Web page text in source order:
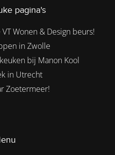
pagina's
Wonen & Design beurs!
in Zwolle
bij Manon Kool
in Utrecht
Zoetermeer!